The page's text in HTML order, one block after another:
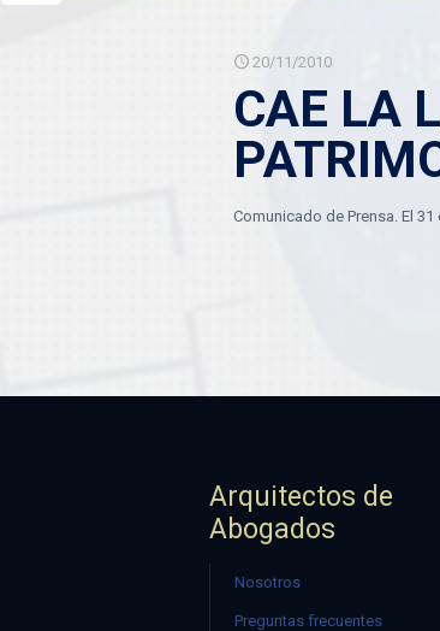
20/11/2010
CAE LA
Comunicado de Prensa. El
Arquitectos de
Abogados
Nosotros
Preguntas frecuentes